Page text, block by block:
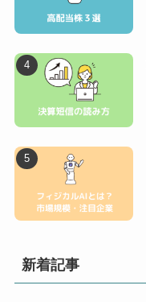
新着記事